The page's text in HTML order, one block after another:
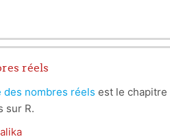
réels
des nombres réels est le chapitre
sur R.